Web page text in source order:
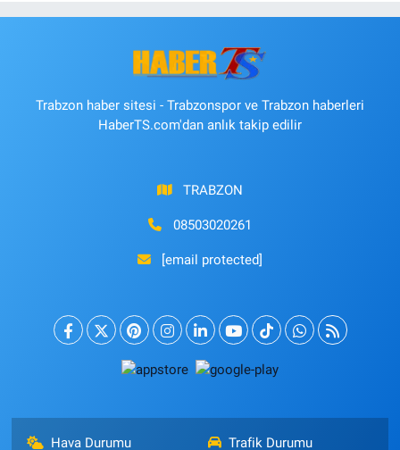
Trabzon haber sitesi - Trabzonspor ve Trabzon haberleri
HaberTS.com'dan anlık takip edilir
TRABZON
08503020261
[email protected]
Hava Durumu Trafik Durumu